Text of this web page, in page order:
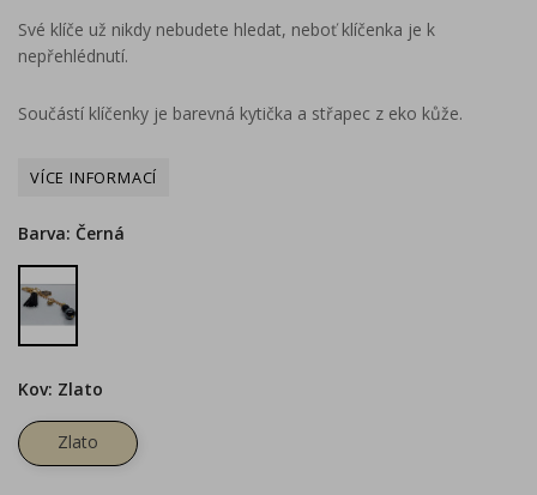
Své klíče už nikdy nebudete hledat, neboť klíčenka je k
nepřehlédnutí.
Součástí klíčenky je barevná kytička a střapec z eko kůže.
Barva: Černá
Černá
Kov: Zlato
Zlato